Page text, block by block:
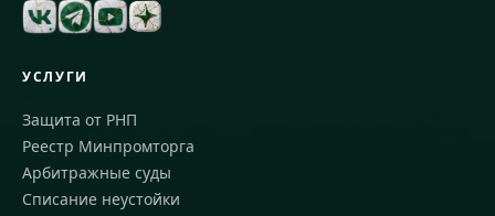
УСЛУГИ
Защита от РНП
Реестр Минпромторга
Арбитражные суды
Списание неустойки